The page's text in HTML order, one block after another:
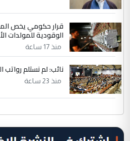
قرار حكومي يخص
الوقودية للمولدات
منذ 17 ساعة
نائب: لم نستلم
منذ 23 ساعة